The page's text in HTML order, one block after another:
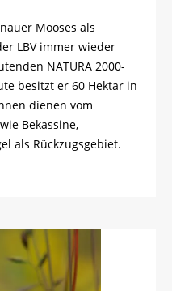
Mooses als
LBV immer wieder
NATURA 2000-
besitzt er 60 Hektar in
dienen vom
Bekassine,
als Rückzugsgebiet.